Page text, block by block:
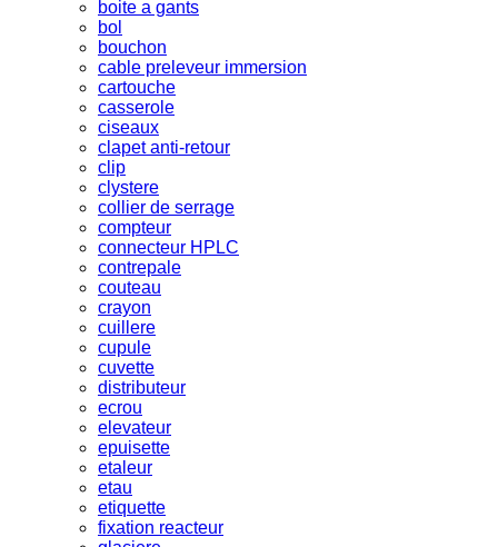
boite a gants
bol
bouchon
cable preleveur immersion
cartouche
casserole
ciseaux
clapet anti-retour
clip
clystere
collier de serrage
compteur
connecteur HPLC
contrepale
couteau
crayon
cuillere
cupule
cuvette
distributeur
ecrou
elevateur
epuisette
etaleur
etau
etiquette
fixation reacteur